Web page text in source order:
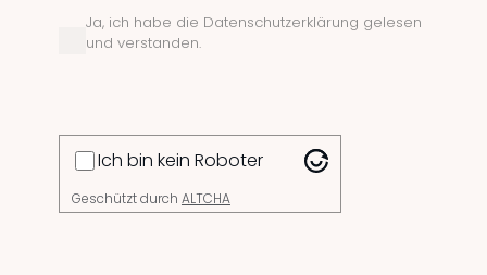
Ja, ich habe die Datenschutzerklärung gelesen
und verstanden.
Ich bin kein Roboter
Geschützt durch ALTCHA